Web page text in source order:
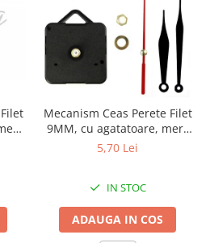
Mecanism Ceas Perete Filet
9MM, cu agatatoare, mers
continuu, repere incluse
5,70 Lei
IN STOC
ADAUGA IN COS